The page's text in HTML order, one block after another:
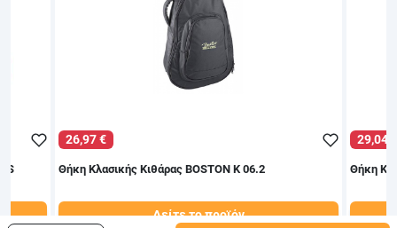
26,97 €
Θήκη Κλασικής Κιθάρας BOSTON K 06.2
Δείτε το προϊόν
29,04 €
Θήκη